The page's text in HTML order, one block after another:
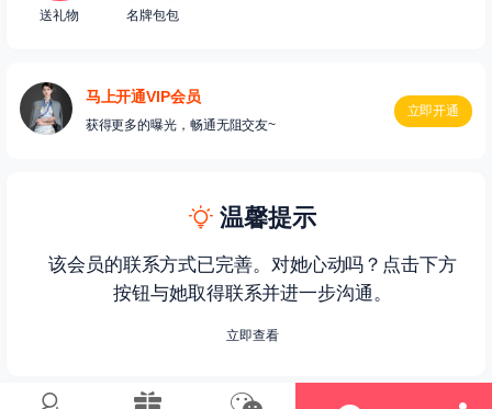
送礼物 名牌包包
马上开通VIP会员
获得更多的曝光，畅通无阻交友~
立即开通
温馨提示
该会员的联系方式已完善。对她心动吗？点击下方
按钮与她取得联系并进一步沟通。
立即查看